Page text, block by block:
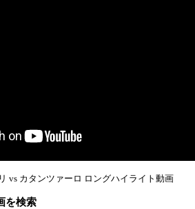
vs カタンツァーロ ロングハイライト動画
を検索